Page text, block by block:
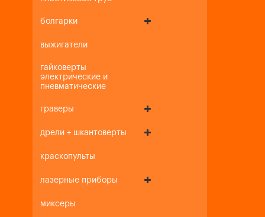
болгарки
выжигатели
гайковерты
электрические и
пневматические
граверы
дрели + шкантоверты
краскопульты
лазерные приборы
миксеры